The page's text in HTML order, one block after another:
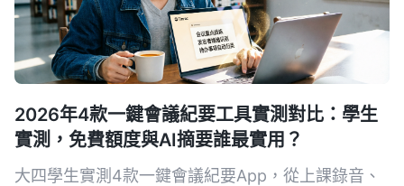
2026年4款一鍵會議紀要工具實測對比：學生
實測，免費額度與AI摘要誰最實用？
大四學生實測4款一鍵會議紀要App，從上課錄音、